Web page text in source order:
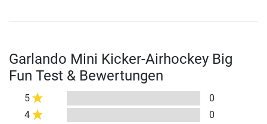
Garlando Mini Kicker-Airhockey Big
Fun Test & Bewertungen
5
0
4
0